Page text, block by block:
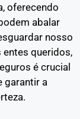
oferecendo
abalar
nosso
entes queridos,
é crucial
garantir a